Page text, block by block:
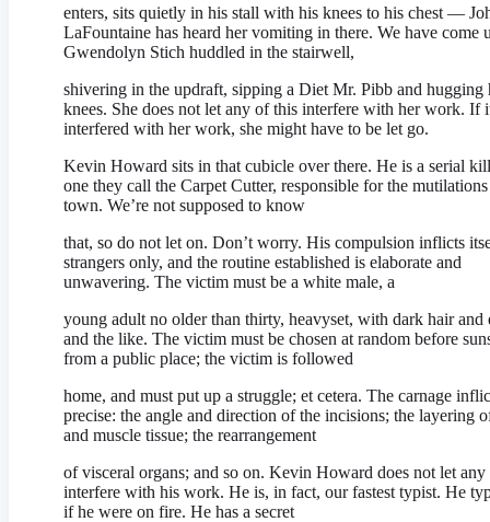
enters, sits quietly in his stall with his knees to his chest —
LaFountaine has heard her vomiting in there. We have come
Gwendolyn Stich huddled in the stairwell,
shivering in the updraft, sipping a Diet Mr. Pibb and hugging
knees. She does not let any of this interfere with her work. If
interfered with her work, she might have to be let go.
Kevin Howard sits in that cubicle over there. He is a serial
one they call the Carpet Cutter, responsible for the mutilations
town. We’re not supposed to know
that, so do not let on. Don’t worry. His compulsion inflicts
strangers only, and the routine established is elaborate and
unwavering. The victim must be a white male, a
young adult no older than thirty, heavyset, with dark hair and
and the like. The victim must be chosen at random before
from a public place; the victim is followed
home, and must put up a struggle; et cetera. The carnage
precise: the angle and direction of the incisions; the layering
and muscle tissue; the rearrangement
of visceral organs; and so on. Kevin Howard does not let
interfere with his work. He is, in fact, our fastest typist. He
if he were on fire. He has a secret